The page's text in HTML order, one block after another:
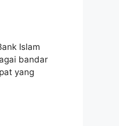
Islam
bandar
yang